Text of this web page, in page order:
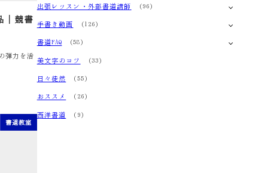
｜競書
弾力を活
書道教室
出張レッスン・外部書道講師 (96)
手書き動画 (126)
書道FAQ (58)
美文字のコツ (33)
日々徒然 (55)
おススメ (26)
西洋書道 (9)